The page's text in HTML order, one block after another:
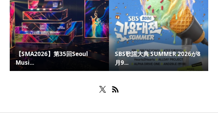
【SMA2026】第35回Seoul
Musi...
SBS歌謡大典 SUMMER 2026が8
月9...